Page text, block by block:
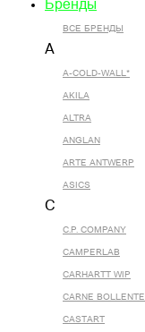
Бренды
ВСЕ БРЕНДЫ
A
A-COLD-WALL*
AKILA
ALTRA
ANGLAN
ARTE ANTWERP
ASICS
C
C.P. COMPANY
CAMPERLAB
CARHARTT WIP
CARNE BOLLENTE
CASTART